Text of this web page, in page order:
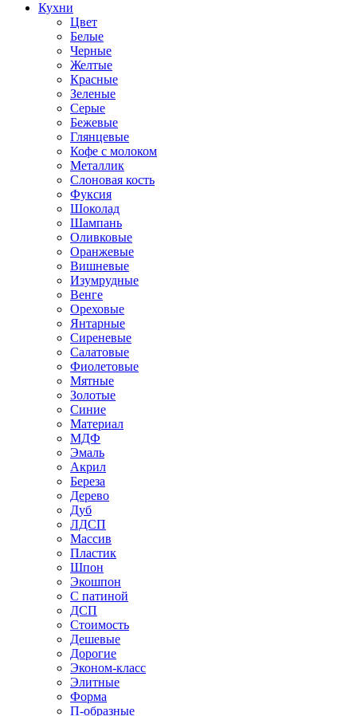
Кухни
Цвет
Белые
Черные
Желтые
Красные
Зеленые
Серые
Бежевые
Глянцевые
Кофе с молоком
Металлик
Слоновая кость
Фуксия
Шоколад
Шампань
Оливковые
Оранжевые
Вишневые
Изумрудные
Венге
Ореховые
Янтарные
Сиреневые
Салатовые
Фиолетовые
Мятные
Золотые
Синие
Материал
МДФ
Эмаль
Акрил
Береза
Дерево
Дуб
ЛДСП
Массив
Пластик
Шпон
Экошпон
С патиной
ДСП
Стоимость
Дешевые
Дорогие
Эконом-класс
Элитные
Форма
П-образные